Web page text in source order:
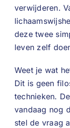
verwijderen.
deze twee
leven zelf
Weet je wat
Dit is geen
technieken.
vandaag nog
stel de vraag